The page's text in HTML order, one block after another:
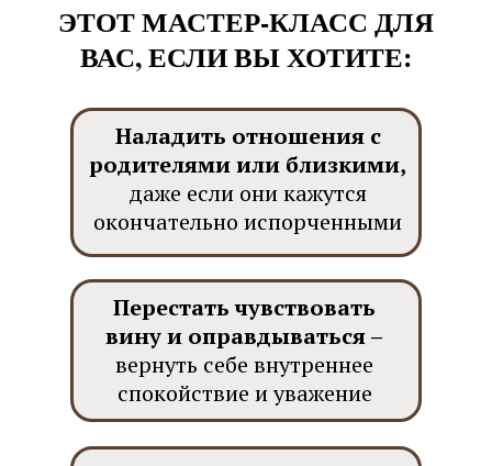
Перестать чувствовать
вину и оправдываться –
вернуть себе внутреннее
спокойствие и уважение
Наладить отношения с
родителями или близкими,
даже если они кажутся
окончательно испорченными
ЭТОТ МАСТЕР-КЛАСС ДЛЯ
ВАС, ЕСЛИ ВЫ ХОТИТЕ: